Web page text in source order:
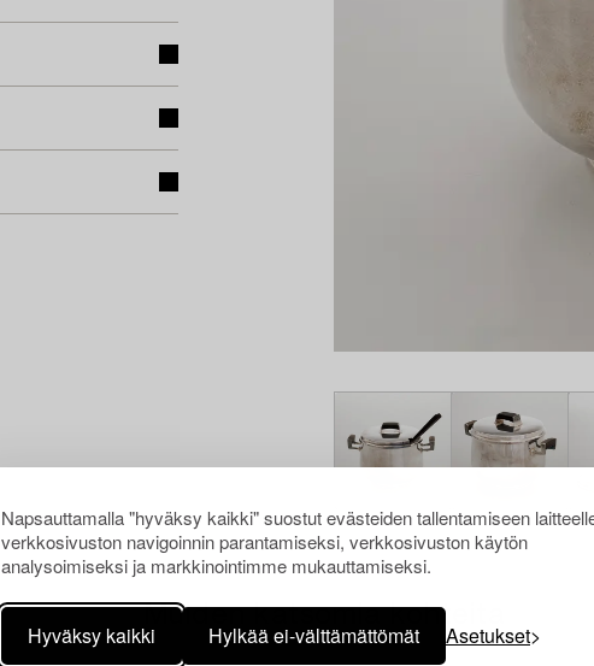
Napsauttamalla "hyväksy kaikki" suostut evästeiden tallentamiseen
verkkosivuston navigoinnin parantamiseksi, verkkosivuston käytön
analysoimiseksi ja markkinointimme mukauttamiseksi.
Hyväksy kaikki Hylkää ei-välttämättömät Asetukset
Muiden katsomia kohteita